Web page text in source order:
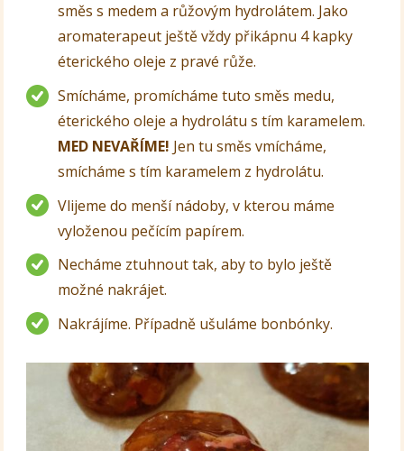
směs s medem a růžovým hydrolátem. Jako
aromaterapeut ještě vždy přikápnu 4 kapky
éterického oleje z pravé růže.
Smícháme, promícháme tuto směs medu,
éterického oleje a hydrolátu s tím karamelem.
MED NEVAŘÍME! Jen tu směs vmícháme,
smícháme s tím karamelem z hydrolátu.
Vlijeme do menší nádoby, v kterou máme
vyloženou pečícím papírem.
Necháme ztuhnout tak, aby to bylo ještě
možné nakrájet.
Nakrájíme. Případně ušuláme bonbónky.